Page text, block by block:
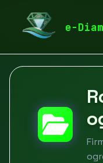
e-
diamentspa.pl